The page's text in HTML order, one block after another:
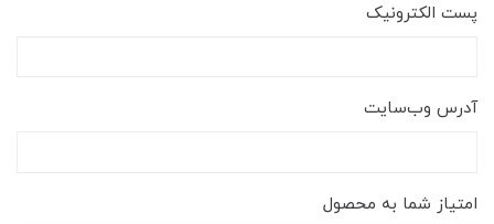
پست الکترونیک
آدرس وب‌سایت
امتیاز شما به محصول